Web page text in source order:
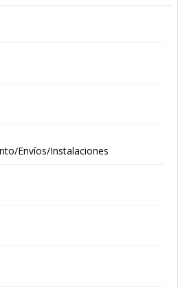
Envíos/Instalaciones